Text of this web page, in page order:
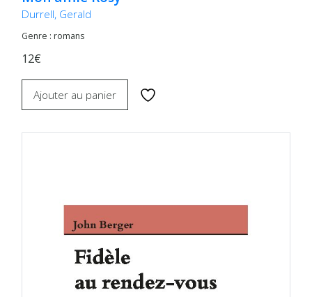
Durrell, Gerald
Genre : romans
12€
Ajouter au panier